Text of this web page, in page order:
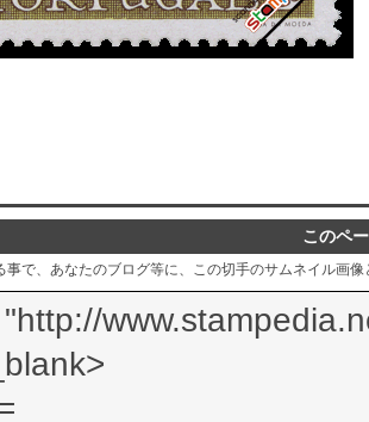
このペ
事で、あなたのブログ等に、この切手のサムネイル画